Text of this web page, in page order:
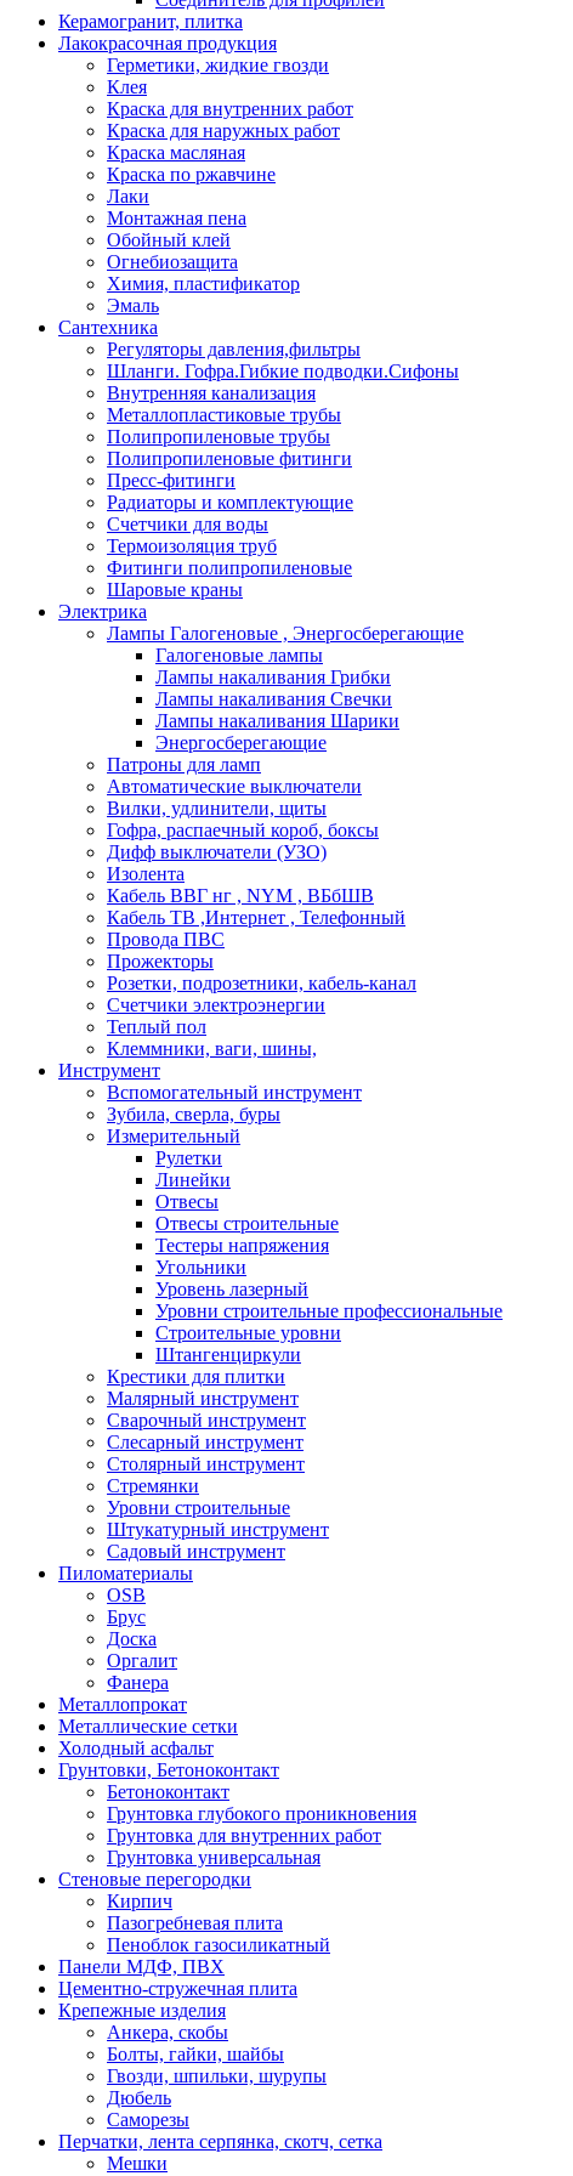
Керамогранит, плитка
Лакокрасочная продукция
Герметики, жидкие гвозди
Клея
Краска для внутренних работ
Краска для наружных работ
Краска масляная
Краска по ржавчине
Лаки
Монтажная пена
Обойный клей
Огнебиозащита
Химия, пластификатор
Эмаль
Сантехника
Регуляторы давления,фильтры
Шланги. Гофра.Гибкие подводки.Сифоны
Внутренняя канализация
Металлопластиковые трубы
Полипропиленовые трубы
Полипропиленовые фитинги
Пресс-фитинги
Радиаторы и комплектующие
Счетчики для воды
Термоизоляция труб
Фитинги полипропиленовые
Шаровые краны
Электрика
Лампы Галогеновые , Энергосберегающие
Галогеновые лампы
Лампы накаливания Грибки
Лампы накаливания Свечки
Лампы накаливания Шарики
Энергосберегающие
Патроны для ламп
Автоматические выключатели
Вилки, удлинители, щиты
Гофра, распаечный короб, боксы
Дифф выключатели (УЗО)
Изолента
Кабель ВВГ нг , NYM , ВБбШВ
Кабель ТВ ,Интернет , Телефонный
Провода ПВС
Прожекторы
Розетки, подрозетники, кабель-канал
Счетчики электроэнергии
Теплый пол
Клеммники, ваги, шины,
Инструмент
Вспомогательный инструмент
Зубила, сверла, буры
Измерительный
Рулетки
Линейки
Отвесы
Отвесы строительные
Тестеры напряжения
Угольники
Уровень лазерный
Уровни строительные профессиональные
Строительные уровни
Штангенциркули
Крестики для плитки
Малярный инструмент
Сварочный инструмент
Слесарный инструмент
Столярный инструмент
Стремянки
Уровни строительные
Штукатурный инструмент
Садовый инструмент
Пиломатериалы
OSB
Брус
Доска
Оргалит
Фанера
Металлопрокат
Металлические сетки
Холодный асфальт
Грунтовки, Бетоноконтакт
Бетоноконтакт
Грунтовка глубокого проникновения
Грунтовка для внутренних работ
Грунтовка универсальная
Стеновые перегородки
Кирпич
Пазогребневая плита
Пеноблок газосиликатный
Панели МДФ, ПВХ
Цементно-стружечная плита
Крепежные изделия
Анкера, скобы
Болты, гайки, шайбы
Гвозди, шпильки, шурупы
Дюбель
Саморезы
Перчатки, лента серпянка, скотч, сетка
Мешки